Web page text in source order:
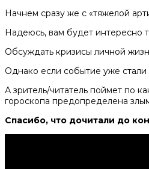
Начнем сразу же с «тяжелой
Надеюсь, вам будет интересно
Обсуждать кризисы личной
Однако если событие уже стали
А зритель/читатель поймет по
гороскопа предопределена
Спасибо, что дочитали до